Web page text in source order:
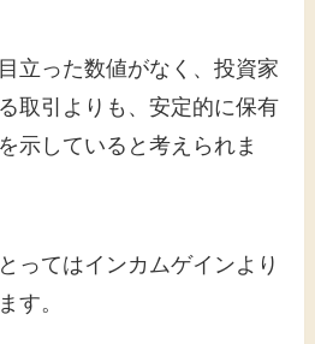
立った数値がなく、投資家
取引よりも、安定的に保有
示していると考えられま
ってはインカムゲインより
す。